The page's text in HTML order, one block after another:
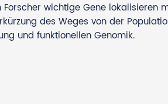
wichtige Gene lokalisieren
des Weges von der
und funktionellen Genomik.